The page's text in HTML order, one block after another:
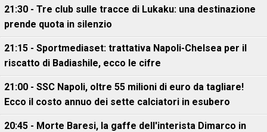
21:30 - Tre club sulle tracce di Lukaku: una destinazione
prende quota in silenzio
21:15 - Sportmediaset: trattativa Napoli-Chelsea per il
riscatto di Badiashile, ecco le cifre
21:00 - SSC Napoli, oltre 55 milioni di euro da tagliare!
Ecco il costo annuo dei sette calciatori in esubero
20:45 - Morte Baresi, la gaffe dell'interista Dimarco in